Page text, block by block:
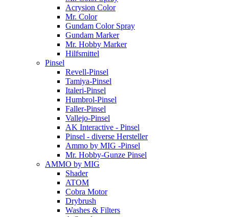
Acrysion Color
Mr. Color
Gundam Color Spray
Gundam Marker
Mr. Hobby Marker
Hilfsmittel
Pinsel
Revell-Pinsel
Tamiya-Pinsel
Italeri-Pinsel
Humbrol-Pinsel
Faller-Pinsel
Vallejo-Pinsel
AK Interactive - Pinsel
Pinsel - diverse Hersteller
Ammo by MIG -Pinsel
Mr. Hobby-Gunze Pinsel
AMMO by MIG
Shader
ATOM
Cobra Motor
Drybrush
Washes & Filters